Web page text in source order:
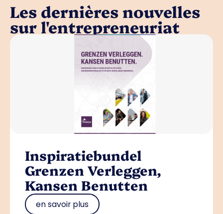
Les dernières nouvelles
sur l'entrepreneuriat
Inspiratiebundel
Grenzen Verleggen,
Kansen Benutten
en savoir plus